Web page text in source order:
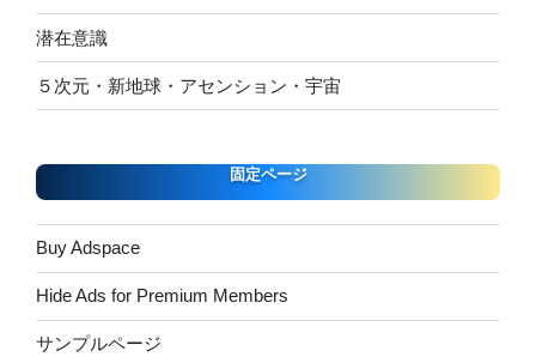
潜在意識
５次元・新地球・アセンション・宇宙
固定ページ
Buy Adspace
Hide Ads for Premium Members
サンプルページ